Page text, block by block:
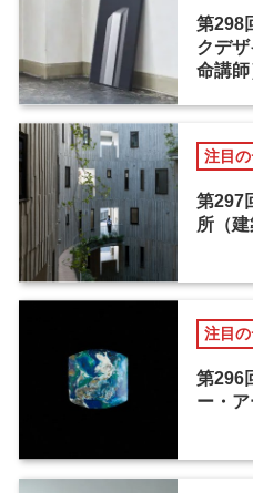
第298
クデ
命講師
注目
第297
所（建
注目
第296
ー・ア